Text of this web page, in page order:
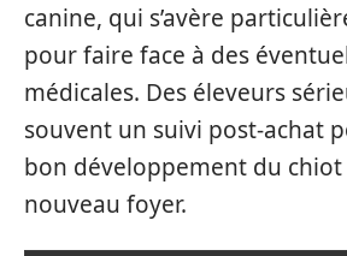
canine, qui s’avère
pour faire face à des
médicales. Des éleveurs
souvent un suivi post-achat
bon développement du chiot
nouveau foyer.